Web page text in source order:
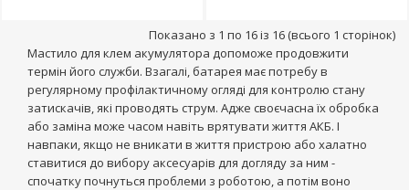
Показано з 1 по 16 із 16 (всього 1 сторінок)
Мастило для клем акумулятора допоможе продовжити
термін його служби. Взагалі, батарея має потребу в
регулярному профілактичному огляді для контролю стану
затискачів, які проводять струм. Адже своєчасна їх обробка
або заміна може часом навіть врятувати життя АКБ. І
навпаки, якщо не вникати в життя пристрою або халатно
ставитися до вибору аксесуарів для догляду за ним -
спочатку почнуться проблеми з роботою, а потім воно